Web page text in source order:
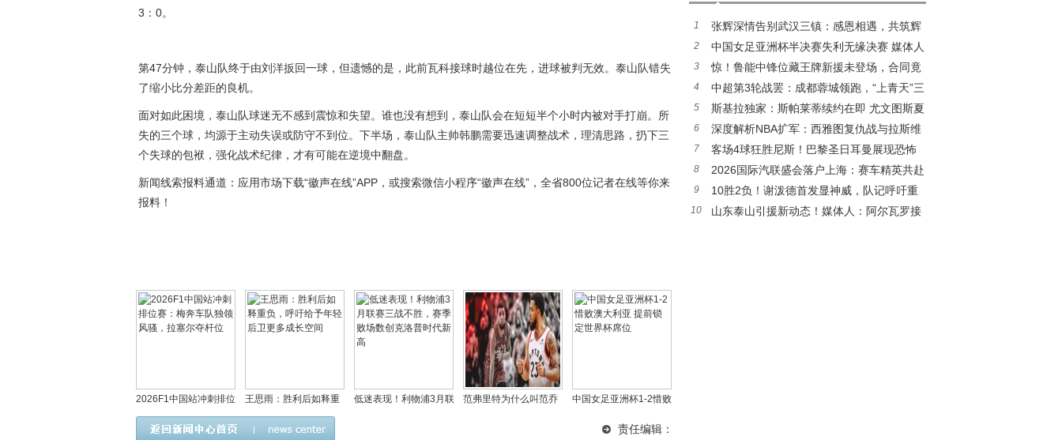
3：0。
第47分钟，泰山队终于由刘洋扳回一球，但遗憾的是，此前瓦科接球时越位在先，进球被判无效。泰山队错失
了缩小比分差距的良机。
面对如此困境，泰山队球迷无不感到震惊和失望。谁也没有想到，泰山队会在短短半个小时内被对手打崩。所
失的三个球，均源于主动失误或防守不到位。下半场，泰山队主帅韩鹏需要迅速调整战术，理清思路，扔下三
个失球的包袱，强化战术纪律，才有可能在逆境中翻盘。
新闻线索报料通道：应用市场下载“徽声在线”APP，或搜索微信小程序“徽声在线”，全省800位记者在线等你来
报料！
2026F1中国站冲刺排位
赛：梅奔车队独领风
王思雨：胜利后如释重
负，呼吁给予年轻后卫
低迷表现！利物浦3月联
范弗里特为什么叫范乔
中国女足亚洲杯1-2惜败
责任编辑：
1
张辉深情告别武汉三镇：感恩相遇，共筑辉
煌旅程
2
中国女足亚洲杯半决赛失利无缘决赛 媒体人
热议米利西奇去留
3
惊！鲁能中锋位藏王牌新援未登场，合同竟
签至2026年底
4
中超第3轮战罢：成都蓉城领跑，“上青天”三
队陷榜尾困境
5
斯基拉独家：斯帕莱蒂续约在即 尤文图斯夏
窗五线补强剑指欧冠
6
深度解析NBA扩军：西雅图复仇战与拉斯维
加斯新王朝的资本博弈
7
客场4球狂胜尼斯！巴黎圣日耳曼展现恐怖
统治力
8
2026国际汽联盛会落户上海：赛车精英共赴
荣耀之约
9
10胜2负！谢泼德首发显神威，队记呼吁重
用，乌度卡需认清形势
10
山东泰山引援新动态！媒体人：阿尔瓦罗接